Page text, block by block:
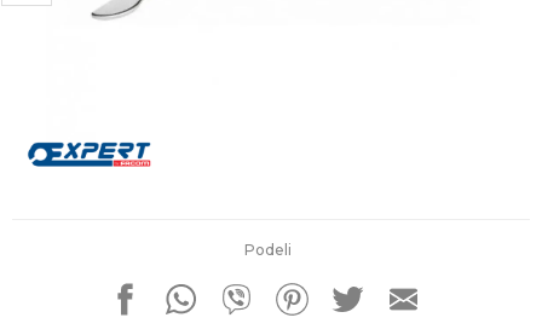
Podeli
011 4427900
Pišite nam
office@kitcommerce.rs